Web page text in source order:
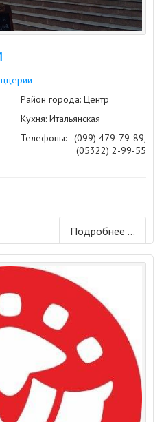
Район города: Центр
Кухня: Итальянская
Телефоны:
(099) 479-79-89,
(05322) 2-99-55
Подробнее ...